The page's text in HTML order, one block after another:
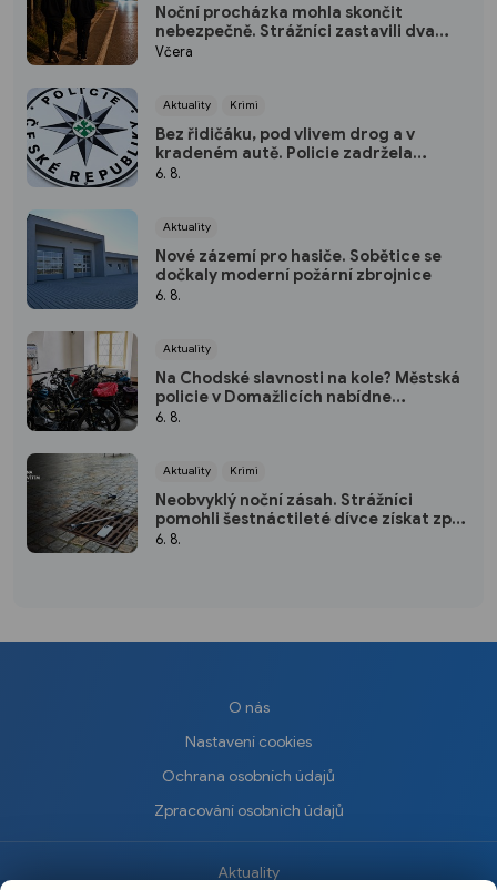
Noční procházka mohla skončit
nebezpečně. Strážníci zastavili dva
mladíky mířící do Bohatic
Včera
Aktuality Krimi
Bez řidičáku, pod vlivem drog a v
kradeném autě. Policie zadržela
třicetiletého muže
6. 8.
Aktuality
Nové zázemí pro hasiče. Sobětice se
dočkaly moderní požární zbrojnice
6. 8.
Aktuality
Na Chodské slavnosti na kole? Městská
policie v Domažlicích nabídne
bezplatnou úschovnu
6. 8.
Aktuality Krimi
Neobvyklý noční zásah. Strážníci
pomohli šestnáctileté dívce získat zpět
mobil
6. 8.
O nás
Nastavení cookies
Ochrana osobních údajů
Zpracování osobních údajů
Aktuality